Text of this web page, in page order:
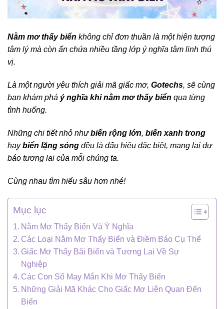
Nằm mơ thấy biển không chỉ đơn thuần là một hiện tượng
tâm lý mà còn ẩn chứa nhiều tầng lớp ý nghĩa tâm linh thú
vị.
Là một người yêu thích giải mã giấc mơ, Gotechs, sẽ cùng
bạn khám phá ý nghĩa khi nằm mơ thấy biển qua từng
tình huống.
Những chi tiết nhỏ nhưbiển rộng lớn, biển xanh trong
haybiển lặng sóng đều là dấu hiệu đặc biệt, mang lại dự
báo tương lai của mỗi chúng ta.
Cùng nhau tìm hiểu sâu hơn nhé!
Mục lục
Nằm Mơ Thấy Biển Và Ý Nghĩa
Các Loại Nằm Mơ Thấy Biển và Điềm Báo Cụ Thể
Giấc Mơ Thấy Bãi Biển và Tương Lai Về Sự
Nghiệp
Các Con Số May Mắn Khi Mơ Thấy Biển
Những Giải Mã Khác Cho Giấc Mơ Liên Quan Đến
Biển